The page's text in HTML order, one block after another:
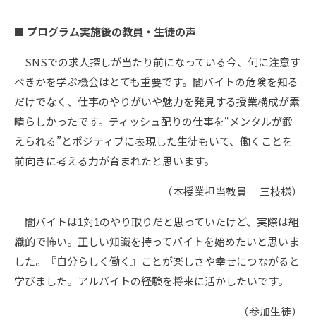
■ プログラム実施後の教員・生徒の声
SNSでの求人探しが当たり前になっている今、何に注意す
べきかを学ぶ機会はとても重要です。闇バイトの危険を知る
だけでなく、仕事のやりがいや魅力を発見する授業構成が素
晴らしかったです。ティッシュ配りの仕事を“メンタルが鍛
えられる”とポジティブに表現した生徒もいて、働くことを
前向きに考える力が育まれたと思います。
（本授業担当教員 三枝様）
闇バイトは1対1のやり取りだと思っていたけど、実際は組
織的で怖い。正しい知識を持ってバイトを始めたいと思いま
した。『自分らしく働く』ことが楽しさや幸せにつながると
学びました。アルバイトの経験を将来に活かしたいです。
（参加生徒）